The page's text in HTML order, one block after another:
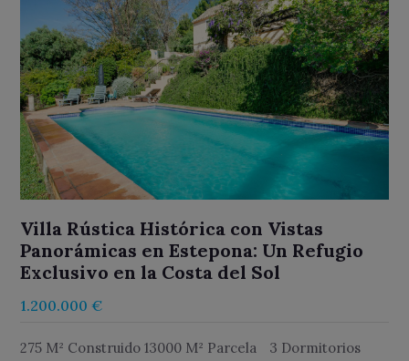
Villa Rústica Histórica con Vistas
Panorámicas en Estepona: Un Refugio
Exclusivo en la Costa del Sol
1.200.000 €
275 M² Construido 13000 M² Parcela
3 Dormitorios